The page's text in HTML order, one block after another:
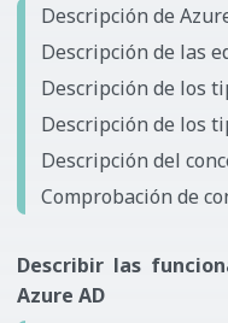
Descripción de
Descripción de las
Descripción de los
Descripción de los
Descripción del
Comprobación de
Describir las
Azure AD